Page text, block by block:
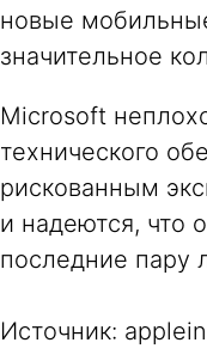
новые
значительное
Microsoft
технического
рискованным
и надеются, что
последние пару
Источник: